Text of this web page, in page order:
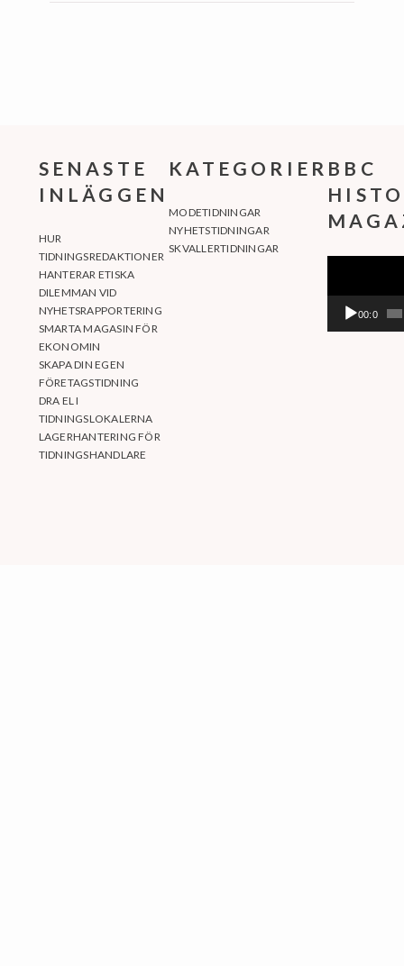
SENASTE
INLÄGGEN
HUR
TIDNINGSREDAKTIONER
HANTERAR ETISKA
DILEMMAN VID
NYHETSRAPPORTERING
SMARTA MAGASIN FÖR
EKONOMIN
SKAPA DIN EGEN
FÖRETAGSTIDNING
DRA EL I
TIDNINGSLOKALERNA
LAGERHANTERING FÖR
TIDNINGSHANDLARE
KATEGORIER
MODETIDNINGAR
NYHETSTIDNINGAR
SKVALLERTIDNINGAR
BBC
00:00